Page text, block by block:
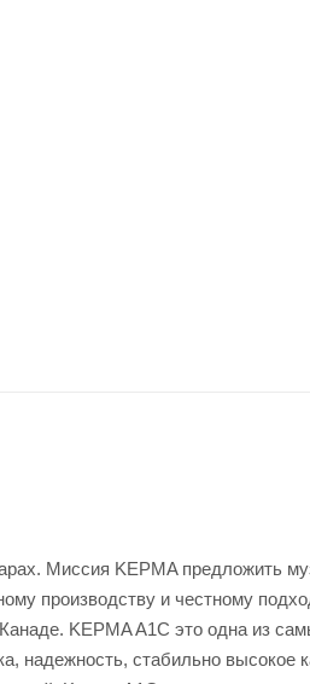
Миссия KEPMA предложить
производству и честному
KEPMA A1C это одна из
надежность, стабильно высокое